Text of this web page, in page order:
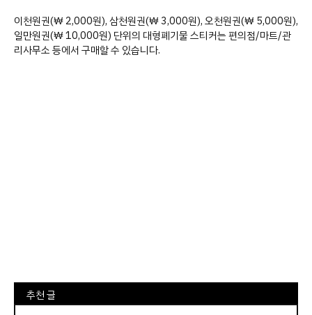
이천원권(₩ 2,000원), 삼천원권(₩ 3,000원), 오천원권(₩ 5,000원),
일만원권(₩ 10,000원) 단위의 대형폐기물 스티커는 편의점/마트/관
리사무소 등에서 구매할 수 있습니다.
⠀추천 글